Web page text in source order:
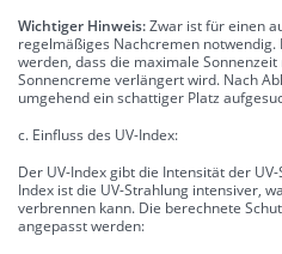
Wichtiger Hinweis:Zwar ist für einen
regelmäßiges Nachcremen
werden, dass die maximale
Sonnencreme verlängert wird. Nach
umgehend ein schattiger Platz
c. Einfluss des UV-Index:
Der UV-Index gibt die Intensität der
Index ist die UV-Strahlung intensiver,
verbrennen kann. Die berechnete
angepasst werden: